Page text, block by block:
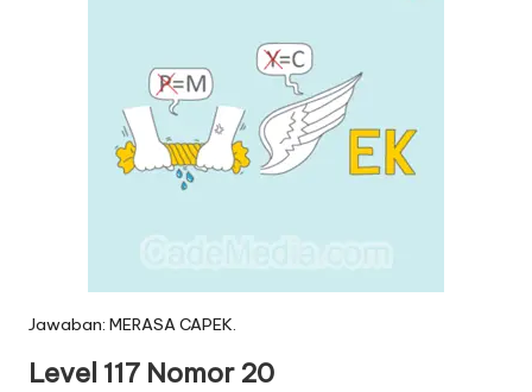
Jawaban: MERASA CAPEK.
Level 117 Nomor 20